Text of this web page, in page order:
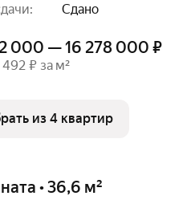
Сдано
000 — 16 278 000 ₽
₽ за м²
из 4 квартир
• 36,6 м²